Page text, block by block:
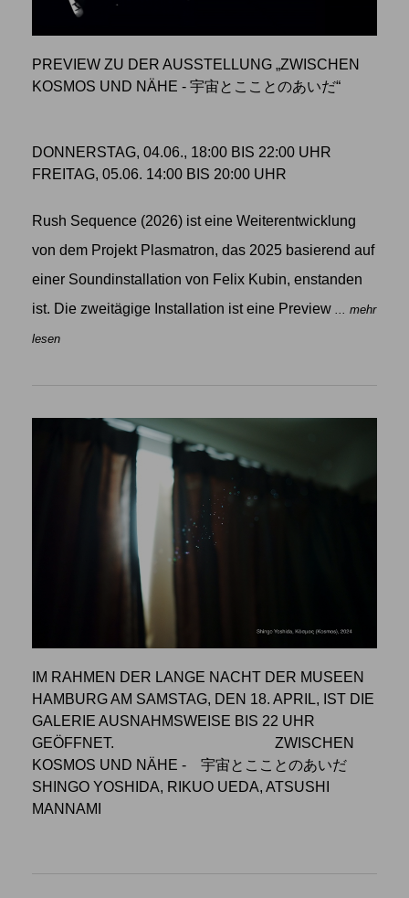
PREVIEW ZU DER AUSSTELLUNG „ZWISCHEN
KOSMOS UND NÄHE - 宇宙とこことのあいだ“
DONNERSTAG, 04.06., 18:00 BIS 22:00 UHR
FREITAG, 05.06. 14:00 BIS 20:00 UHR
Rush Sequence (2026) ist eine Weiterentwicklung
von dem Projekt Plasmatron, das 2025 basierend auf
einer Soundinstallation von Felix Kubin, enstanden
ist. Die zweitägige Installation ist eine Preview ... mehr
lesen
IM RAHMEN DER LANGE NACHT DER MUSEEN
HAMBURG AM SAMSTAG, DEN 18. APRIL, IST DIE
GALERIE AUSNAHMSWEISE BIS 22 UHR
GEÖFFNET. ZWISCHEN
KOSMOS UND NÄHE - 宇宙とこことのあいだ
SHINGO YOSHIDA, RIKUO UEDA, ATSUSHI
MANNAMI